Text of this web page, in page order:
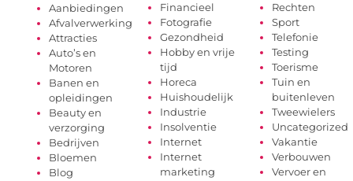
Aanbiedingen
Afvalverwerking
Attracties
Auto’s en
Motoren
Banen en
opleidingen
Beauty en
verzorging
Bedrijven
Bloemen
Blog
Financieel
Fotografie
Gezondheid
Hobby en vrije
tijd
Horeca
Huishoudelijk
Industrie
Insolventie
Internet
Internet
marketing
Rechten
Sport
Telefonie
Testing
Toerisme
Tuin en
buitenleven
Tweewielers
Uncategorized
Vakantie
Verbouwen
Vervoer en